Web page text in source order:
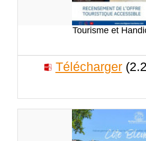
Tourisme et
Télécharger